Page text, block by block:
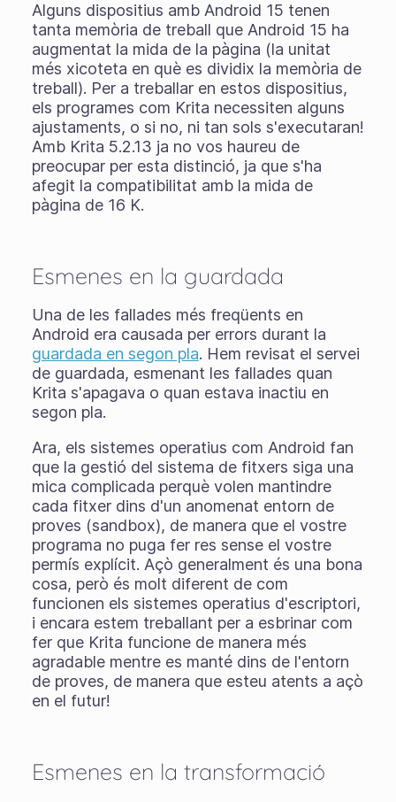
Alguns dispositius amb Android 15 tenen
tanta memòria de treball que Android 15 ha
augmentat la mida de la pàgina (la unitat
més xicoteta en què es dividix la memòria de
treball). Per a treballar en estos dispositius,
els programes com Krita necessiten alguns
ajustaments, o si no, ni tan sols s'executaran!
Amb Krita 5.2.13 ja no vos haureu de
preocupar per esta distinció, ja que s'ha
afegit la compatibilitat amb la mida de
pàgina de 16 K.
Esmenes en la guardada
Una de les fallades més freqüents en
Android era causada per errors durant la
guardada en segon pla. Hem revisat el servei
de guardada, esmenant les fallades quan
Krita s'apagava o quan estava inactiu en
segon pla.
Ara, els sistemes operatius com Android fan
que la gestió del sistema de fitxers siga una
mica complicada perquè volen mantindre
cada fitxer dins d'un anomenat entorn de
proves (sandbox), de manera que el vostre
programa no puga fer res sense el vostre
permís explícit. Açò generalment és una bona
cosa, però és molt diferent de com
funcionen els sistemes operatius d'escriptori,
i encara estem treballant per a esbrinar com
fer que Krita funcione de manera més
agradable mentre es manté dins de l'entorn
de proves, de manera que esteu atents a açò
en el futur!
Esmenes en la transformació